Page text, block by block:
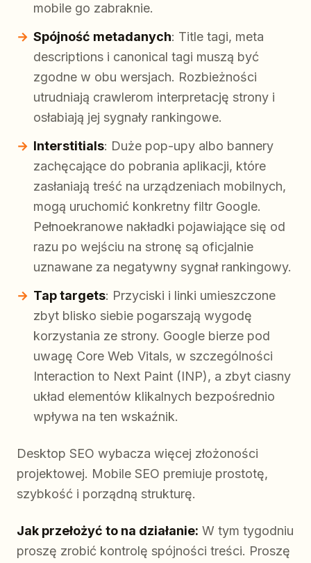
mobile go zabraknie.
Spójność metadanych: Title tagi, meta
descriptions i canonical tagi muszą być
zgodne w obu wersjach. Rozbieżności
utrudniają crawlerom interpretację strony i
osłabiają jej sygnały rankingowe.
Interstitials: Duże pop-upy albo bannery
zachęcające do pobrania aplikacji, które
zasłaniają treść na urządzeniach mobilnych,
mogą uruchomić konkretny filtr Google.
Pełnoekranowe nakładki pojawiające się od
razu po wejściu na stronę są oficjalnie
uznawane za negatywny sygnał rankingowy.
Tap targets: Przyciski i linki umieszczone
zbyt blisko siebie pogarszają wygodę
korzystania ze strony. Google bierze pod
uwagę Core Web Vitals, w szczególności
Interaction to Next Paint (INP), a zbyt ciasny
układ elementów klikalnych bezpośrednio
wpływa na ten wskaźnik.
Desktop SEO wybacza więcej złożoności
projektowej. Mobile SEO premiuje prostotę,
szybkość i porządną strukturę.
Jak przełożyć to na działanie: W tym tygodniu
proszę zrobić kontrolę spójności treści. Proszę